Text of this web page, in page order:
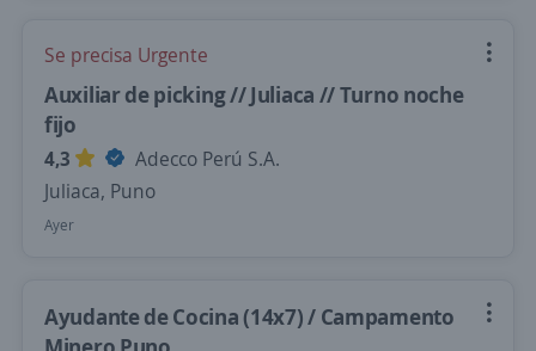
Se precisa Urgente
Auxiliar de picking // Juliaca // Turno noche
fijo
4,3
Adecco Perú S.A.
Juliaca, Puno
Ayer
Ayudante de Cocina (14x7) / Campamento